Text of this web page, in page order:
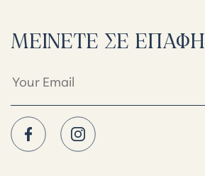
ΜΕΊΝΕΤΕ ΣΕ ΕΠΑΦΉ